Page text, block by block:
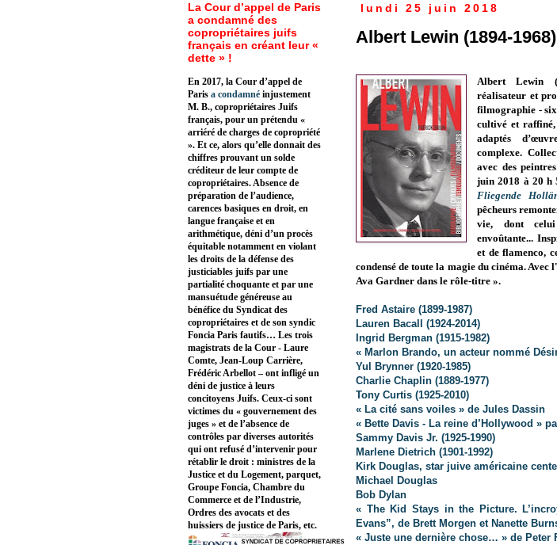
lundi 25 juin 2018
Albert Lewin (1894-1968)
Albert Lewin
réalisateur et
filmographie -
cultivé et raffiné,
adaptés
complexe.
avec des
juin 2018 à 20 h
Fliegende
pêcheurs
vie, dont celui
envoûtante...
et de flamenco,
condensé de toute la magie du cinéma.
Ava Gardner dans le rôle-titre ».
Fred Astaire (1899-1987)
Lauren Bacall (1924-2014)
Ingrid Bergman (1915-1982)
« Marlon Brando, un acteur nommé
Yul Brynner (1920-1985)
Charlie Chaplin (1889-1977)
Tony Curtis (1925-2010)
« La cité sans voiles » de Jules Dassin
« Bette Davis - La reine d’Hollywood »
Sammy Davis Jr. (1925-1990)
Marlene Dietrich (1901-1992)
Kirk Douglas, star juive américaine
Michael Douglas
Bob Dylan
« The Kid Stays in the Picture.
Evans”, de Brett Morgen et Nanette
« Juste une dernière chose… » de Peter
La Cour d’appel de Paris
a condamné des
copropriétaires juifs
français en créant leur «
dette » !
En 2017, la Cour d’appel de
Paris a condamné injustement
M. B., copropriétaires Juifs
français, pour un prétendu «
arriéré de charges de copropriété
». Et ce, alors qu’elle donnait des
chiffres prouvant un solde
créditeur de leur compte de
copropriétaires. Absence de
préparation de l’audience,
carences basiques en droit, en
langue française et en
arithmétique, déni d’un procès
équitable notamment en violant
les droits de la défense des
justiciables juifs par une
partialité choquante et par une
mansuétude généreuse au
bénéfice du Syndicat des
copropriétaires et de son syndic
Foncia Paris fautifs… Les trois
magistrats de la Cour - Laure
Comte, Jean-Loup Carrière,
Frédéric Arbellot – ont infligé un
déni de justice à leurs
concitoyens Juifs. Ceux-ci sont
victimes du « gouvernement des
juges » et de l’absence de
contrôles par diverses autorités
qui ont refusé d’intervenir pour
rétablir le droit : ministres de la
Justice et du Logement, parquet,
Groupe Foncia, Chambre du
Commerce et de l’Industrie,
Ordres des avocats et des
huissiers de justice de Paris, etc.